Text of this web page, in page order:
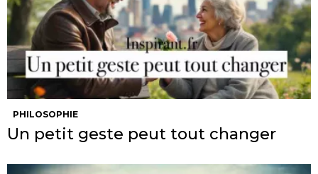
PHILOSOPHIE
Un petit geste peut tout changer